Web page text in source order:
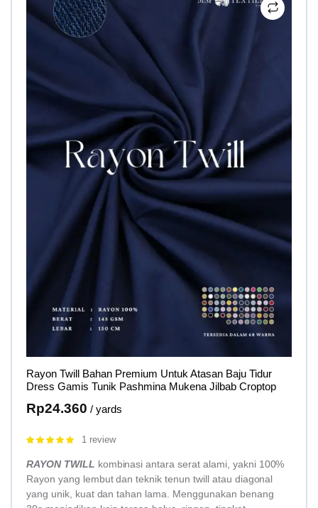
Rayon Twill Bahan Premium Untuk Atasan Baju Tidur
Dress Gamis Tunik Pashmina Mukena Jilbab Croptop
Rp24.360 / yards
Rated
1 review
RAYON TWILL kombinasi antara serat alami, yakni 100%
Rayon yang lembut dan teknik tenun twill atau diagonal
yang unik, kuat dan tahan lama. Menggunakan benang